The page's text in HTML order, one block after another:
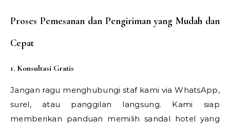
Proses Pemesanan dan Pengiriman yang Mudah dan
Cepat
1. Konsultasi Gratis
Jangan ragu menghubungi staf kami via WhatsApp,
surel, atau panggilan langsung. Kami siap
memberikan panduan memilih sandal hotel yang